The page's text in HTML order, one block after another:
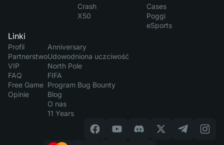
Crash
X50
Cases
Poggi
eSports
Linki
Profil
Partnerstwo
VIP
FAQ
Free Game
Opinie
Anniversary
Udowodniona uczciwość
North Pole
FIFA
Program Bug Bounty
Blog
O nas
11 Years